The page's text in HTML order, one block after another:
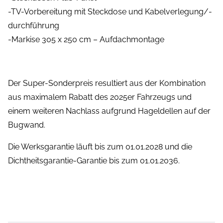
-TV-Vorbereitung mit Steckdose und Kabelverlegung/-
durchführung
-Markise 305 x 250 cm – Aufdachmontage
Der Super-Sonderpreis resultiert aus der Kombination
aus maximalem Rabatt des 2025er Fahrzeugs und
einem weiteren Nachlass aufgrund Hageldellen auf der
Bugwand.
Die Werksgarantie läuft bis zum 01.01.2028 und die
Dichtheitsgarantie-Garantie bis zum 01.01.2036.